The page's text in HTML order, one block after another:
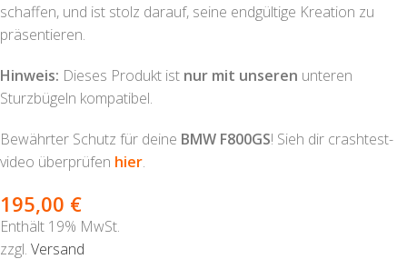
schaffen, und ist stolz darauf, seine endgültige Kreation zu
präsentieren.
Hinweis: Dieses Produkt ist nur mit unseren unteren
Sturzbügeln kompatibel.
Bewährter Schutz für deine BMW F800GS! Sieh dir crashtest-
video überprüfen hier.
195,00 €
Enthält 19% MwSt.
zzgl. Versand